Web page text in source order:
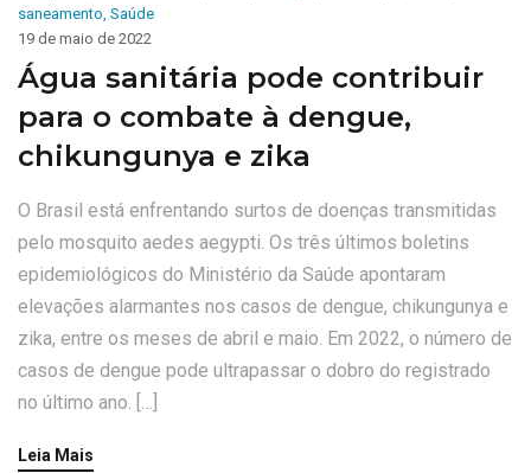
saneamento, Saúde
19 de maio de 2022
Água sanitária pode contribuir
para o combate à dengue,
chikungunya e zika
O Brasil está enfrentando surtos de doenças transmitidas
pelo mosquito aedes aegypti. Os três últimos boletins
epidemiológicos do Ministério da Saúde apontaram
elevações alarmantes nos casos de dengue, chikungunya e
zika, entre os meses de abril e maio. Em 2022, o número de
casos de dengue pode ultrapassar o dobro do registrado
no último ano. […]
Leia Mais